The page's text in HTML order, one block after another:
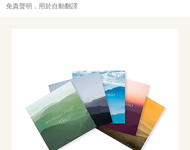
免責聲明，用於自動翻譯